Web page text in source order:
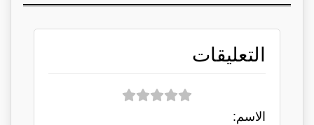
التعليقات
الاسم: